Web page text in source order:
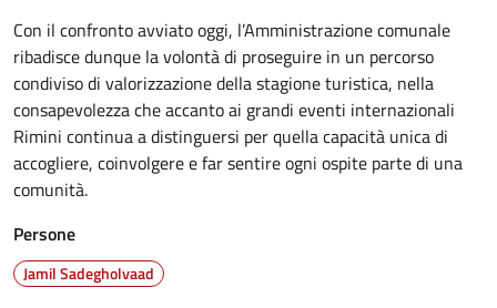
Con il confronto avviato oggi, l’Amministrazione comunale
ribadisce dunque la volontà di proseguire in un percorso
condiviso di valorizzazione della stagione turistica, nella
consapevolezza che accanto ai grandi eventi internazionali
Rimini continua a distinguersi per quella capacità unica di
accogliere, coinvolgere e far sentire ogni ospite parte di una
comunità.
Persone
Jamil Sadegholvaad